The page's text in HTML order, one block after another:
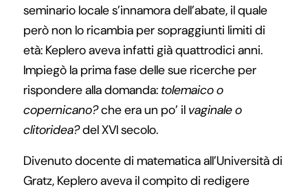
seminario locale s’innamora dell’abate, il quale
però non lo ricambia per sopraggiunti limiti di
età: Keplero aveva infatti già quattrodici anni.
Impiegò la prima fase delle sue ricerche per
rispondere alla domanda: tolemaico o
copernicano?che era un po’ il vaginale o
clitoridea?del XVI secolo.
Divenuto docente di matematica all’Università di
Gratz, Keplero aveva il compito di redigere